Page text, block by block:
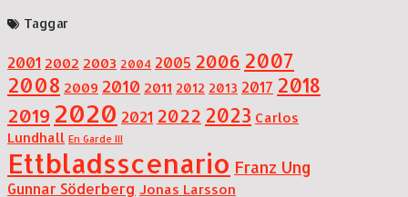
Taggar
2001 2002 2003 2004 2005 2006 2007
2008 2009 2010 2011 2012 2013 2017 2018
2019 2020 2021 2022 2023 Carlos
Lundhall En Garde III
Ettbladsscenario Franz Ung
Gunnar Söderberg Jonas Larsson